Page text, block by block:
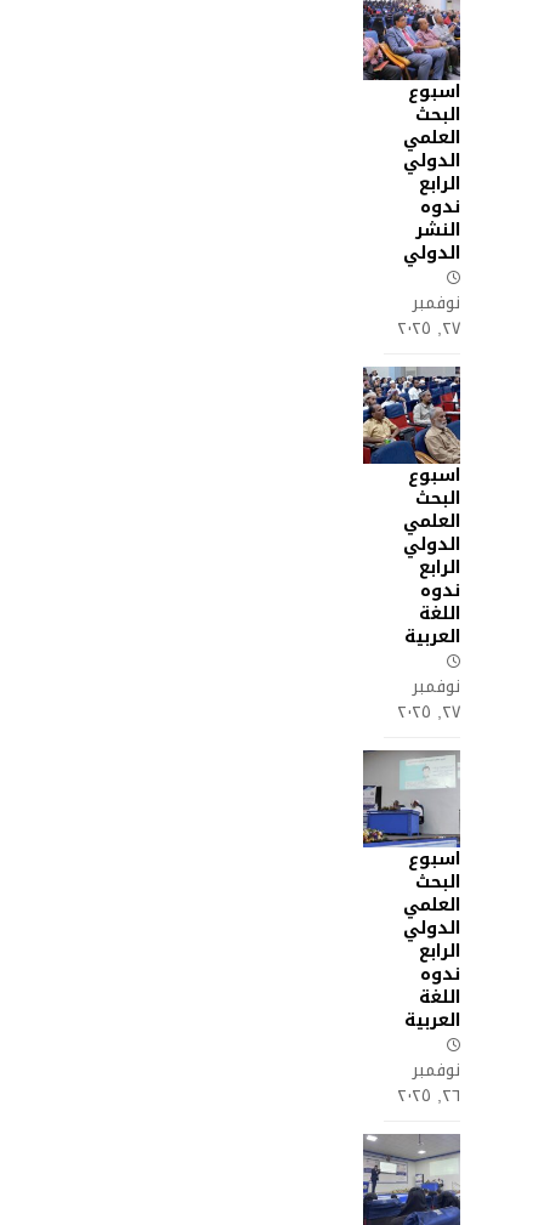
اسبوع
البحث
العلمي
الدولي
الرابع
ندوه
النشر
الدولي
نوفمبر
٢٧, ٢٠٢٥
اسبوع
البحث
العلمي
الدولي
الرابع
ندوه
اللغة
العربية
نوفمبر
٢٧, ٢٠٢٥
اسبوع
البحث
العلمي
الدولي
الرابع
ندوه
اللغة
العربية
نوفمبر
٢٦, ٢٠٢٥